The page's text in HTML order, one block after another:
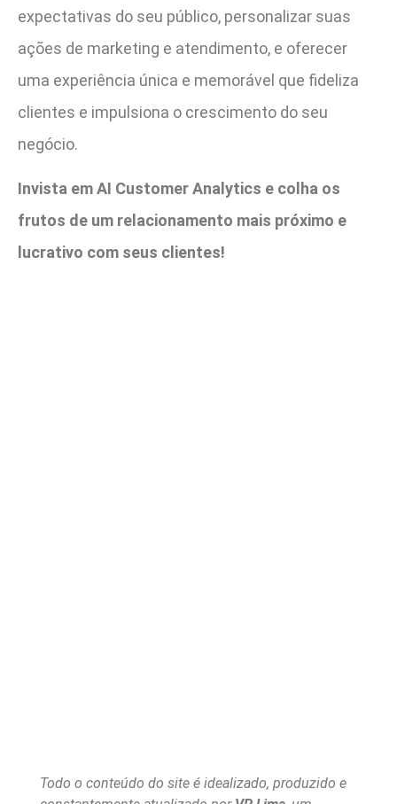
expectativas do seu público, personalizar suas
ações de marketing e atendimento, e oferecer
uma experiência única e memorável que fideliza
clientes e impulsiona o crescimento do seu
negócio.
Invista em AI Customer Analytics e colha os
frutos de um relacionamento mais próximo e
lucrativo com seus clientes!
Todo o conteúdo do site é idealizado, produzido e